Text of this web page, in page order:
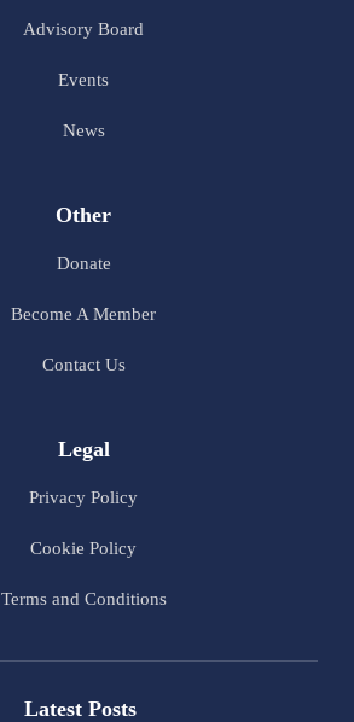
Advisory Board
Events
News
Other
Donate
Become A Member
Contact Us
Legal
Privacy Policy
Cookie Policy
Terms and Conditions
Latest Posts